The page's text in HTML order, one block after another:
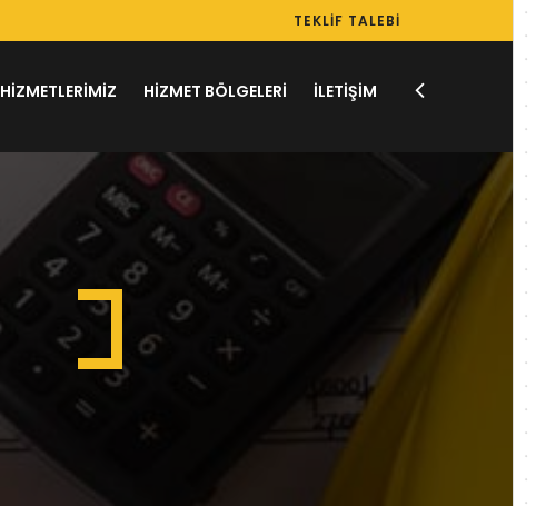
TEKLIF TALEBI
HİZMETLERİMİZ HİZMET BÖLGELERİ İLETİŞİM